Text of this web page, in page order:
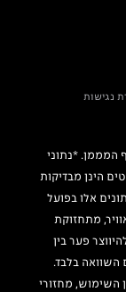
נגישות
המממן. *נתוני
הינן מבדיקות
אלו בפועל
מתחזוקת
פער בין
השוואה בלבד.
השימוש, מחזורי